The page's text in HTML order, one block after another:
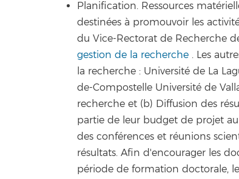
Planification. Ressources
destinées à promouvoir les
du Vice-Rectorat de Recherche
gestion de la recherche . Les
la recherche : Université de La
de-Compostelle Université de
recherche et (b) Diffusion des
partie de leur budget de projet
des conférences et réunions
résultats. Afin d'encourager les
période de formation doctorale,